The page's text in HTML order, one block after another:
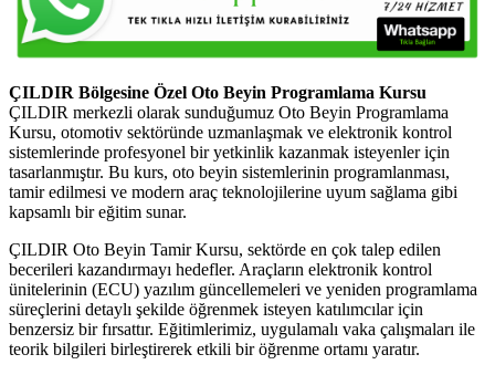
ÇILDIR Bölgesine Özel Oto Beyin Programlama Kursu
ÇILDIR merkezli olarak sunduğumuz Oto Beyin Programlama
Kursu, otomotiv sektöründe uzmanlaşmak ve elektronik kontrol
sistemlerinde profesyonel bir yetkinlik kazanmak isteyenler için
tasarlanmıştır. Bu kurs, oto beyin sistemlerinin programlanması,
tamir edilmesi ve modern araç teknolojilerine uyum sağlama gibi
kapsamlı bir eğitim sunar.
ÇILDIR Oto Beyin Tamir Kursu, sektörde en çok talep edilen
becerileri kazandırmayı hedefler. Araçların elektronik kontrol
ünitelerinin (ECU) yazılım güncellemeleri ve yeniden programlama
süreçlerini detaylı şekilde öğrenmek isteyen katılımcılar için
benzersiz bir fırsattır. Eğitimlerimiz, uygulamalı vaka çalışmaları ile
teorik bilgileri birleştirerek etkili bir öğrenme ortamı yaratır.